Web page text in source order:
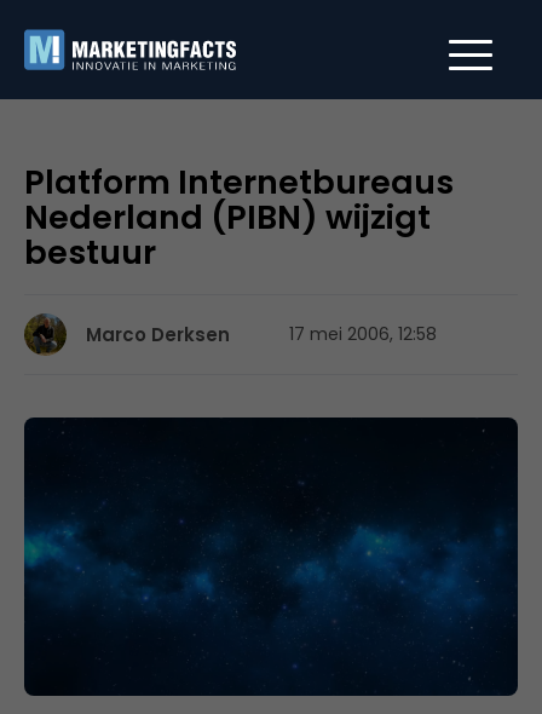
Platform Internetbureaus
Nederland (PIBN) wijzigt
bestuur
Marco Derksen 17 mei 2006, 12:58